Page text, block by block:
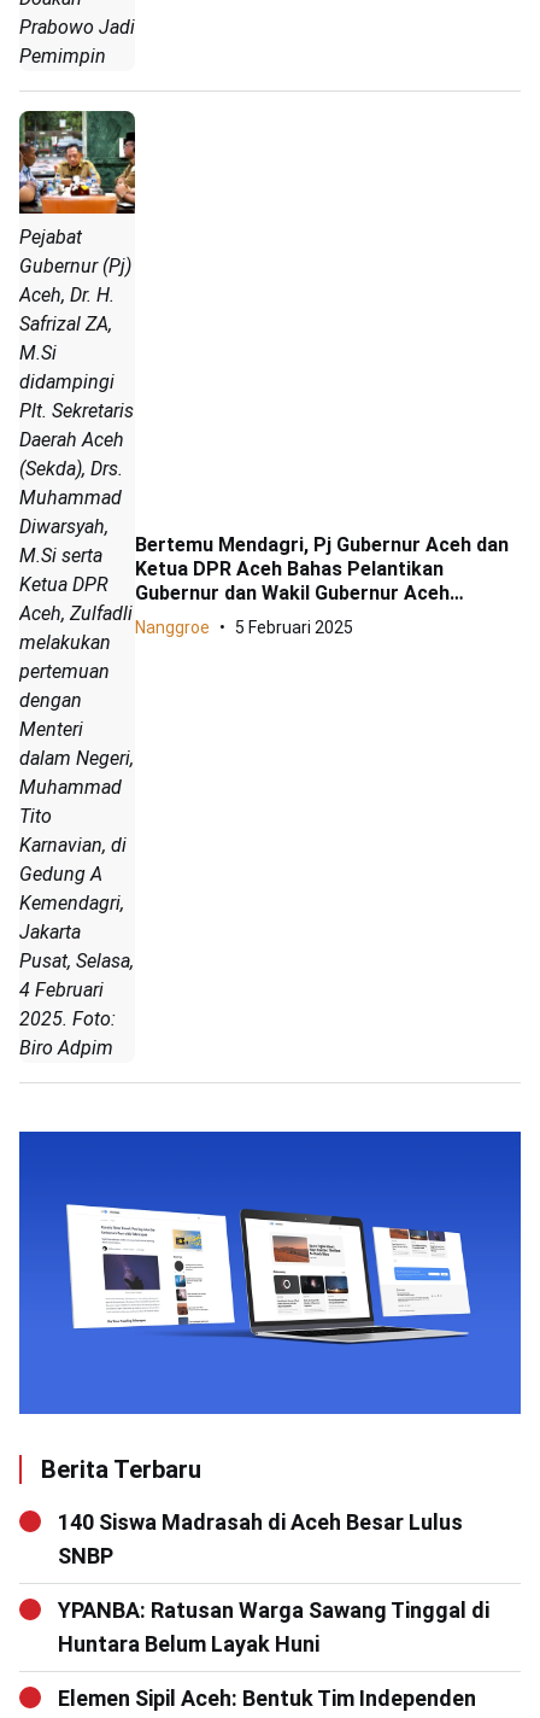
Prabowo Jadi
Pemimpin
Pejabat
Gubernur (Pj)
Aceh, Dr. H.
Safrizal ZA,
M.Si
didampingi
Plt. Sekretaris
Daerah Aceh
(Sekda), Drs.
Muhammad
Diwarsyah,
M.Si serta
Ketua DPR
Aceh, Zulfadli
melakukan
pertemuan
dengan
Menteri
dalam Negeri,
Muhammad
Tito
Karnavian, di
Gedung A
Kemendagri,
Jakarta
Pusat, Selasa,
4 Februari
2025. Foto:
Biro Adpim
Bertemu Mendagri, Pj Gubernur Aceh dan
Ketua DPR Aceh Bahas Pelantikan
Gubernur dan Wakil Gubernur Aceh
Terpilih
Nanggroe 5 Februari 2025
Berita Terbaru
140 Siswa Madrasah di Aceh Besar Lulus
SNBP
YPANBA: Ratusan Warga Sawang Tinggal di
Huntara Belum Layak Huni
Elemen Sipil Aceh: Bentuk Tim Independen